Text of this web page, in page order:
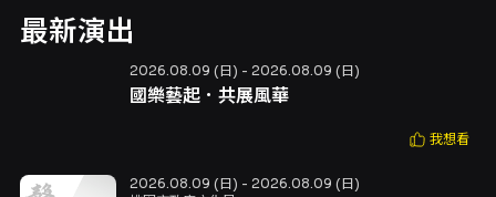
最新演出
2026.08.09 (日) - 2026.08.09 (日)
國樂藝起．共展風華
我想看
2026.08.09 (日) - 2026.08.09 (日)